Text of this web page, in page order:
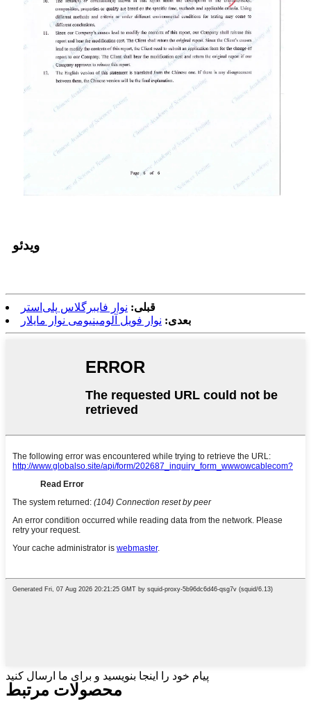
ویدئو
قبلی: نوار فایبرگلاس پلی‌استر
بعدی: نوار فویل آلومینیومی نوار مایلار
پیام خود را اینجا بنویسید و برای ما ارسال کنید
محصولات مرتبط